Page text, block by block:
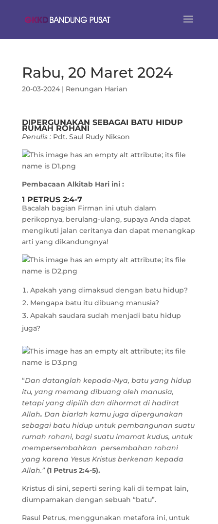
Rabu, 20 Maret 2024
20-03-2024| Renungan Harian
DIPERGUNAKAN SEBAGAI BATU HIDUP
RUMAH ROHANI
Penulis : Pdt. Saul Rudy Nikson
Pembacaan Alkitab Hari ini :
1 PETRUS 2:4-7
Bacalah bagian Firman ini utuh dalam
perikopnya, berulang-ulang, supaya Anda dapat
mengikuti jalan ceritanya dan dapat menangkap
arti yang dikandungnya!
Apakah yang dimaksud dengan batu hidup?
Mengapa batu itu dibuang manusia?
Apakah saudara sudah menjadi batu hidup
juga?
“Dan datanglah kepada-Nya, batu yang hidup
itu, yang memang dibuang oleh manusia,
tetapi yang dipilih dan dihormat di hadirat
Allah. Dan biarlah kamu juga dipergunakan
sebagai batu hidup untuk pembangunan suatu
rumah rohani, bagi suatu imamat kudus, untuk
mempersembahkan persembahan rohani
yang karena Yesus Kristus berkenan kepada
Allah.” (1 Petrus 2:4-5).
Kristus di sini, seperti sering kali di tempat lain,
diumpamakan dengan sebuah “batu”.
Rasul Petrus, menggunakan metafora ini, untuk